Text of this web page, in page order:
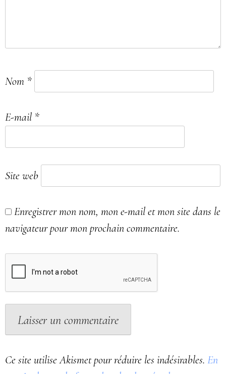
Nom *
E-mail *
Site web
Enregistrer mon nom, mon e-mail et mon site dans le
navigateur pour mon prochain commentaire.
Ce site utilise Akismet pour réduire les indésirables. En